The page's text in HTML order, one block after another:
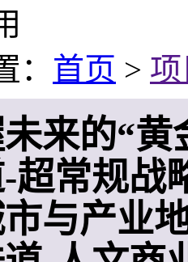
开创本土差别化战略定位
国的七倍？客观辨析：劳
之道，立商业战略宗师
：
学》（又称“迭家”或“用
导向、实践路径和思想